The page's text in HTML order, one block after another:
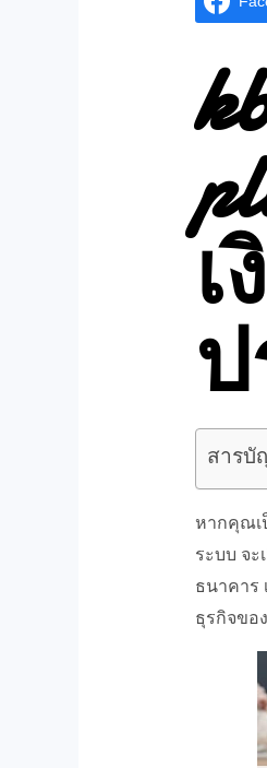
สารบั
หากคุณเ
ระบบ จ
ธนาคาร
ธุรกิจขอ